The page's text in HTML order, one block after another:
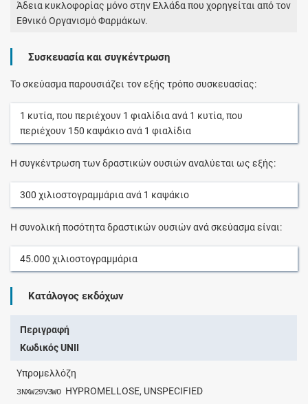
Άδεια κυκλοφορίας μόνο στην Ελλάδα που χορηγείται από τον
Εθνικό Οργανισμό Φαρμάκων.
Συσκευασία και συγκέντρωση
Το σκεύασμα παρουσιάζει τον εξής τρόπο συσκευασίας:
1 κυτία, που περιέχουν 1 φιαλίδιαανά 1 κυτία, που
περιέχουν 150 καψάκιοανά 1 φιαλίδια
Η συγκέντρωση των δραστικών ουσιών αναλύεται ως εξής:
300 χιλιοστογραμμάριαανά 1 καψάκιο
Η συνολική ποσότητα δραστικών ουσιών ανά σκεύασμα είναι:
45.000 χιλιοστογραμμάρια
Κατάλογος εκδόχων
Περιγραφή
Κωδικός UNII
Υπρομελλόζη
3NXW29V3WO HYPROMELLOSE, UNSPECIFIED